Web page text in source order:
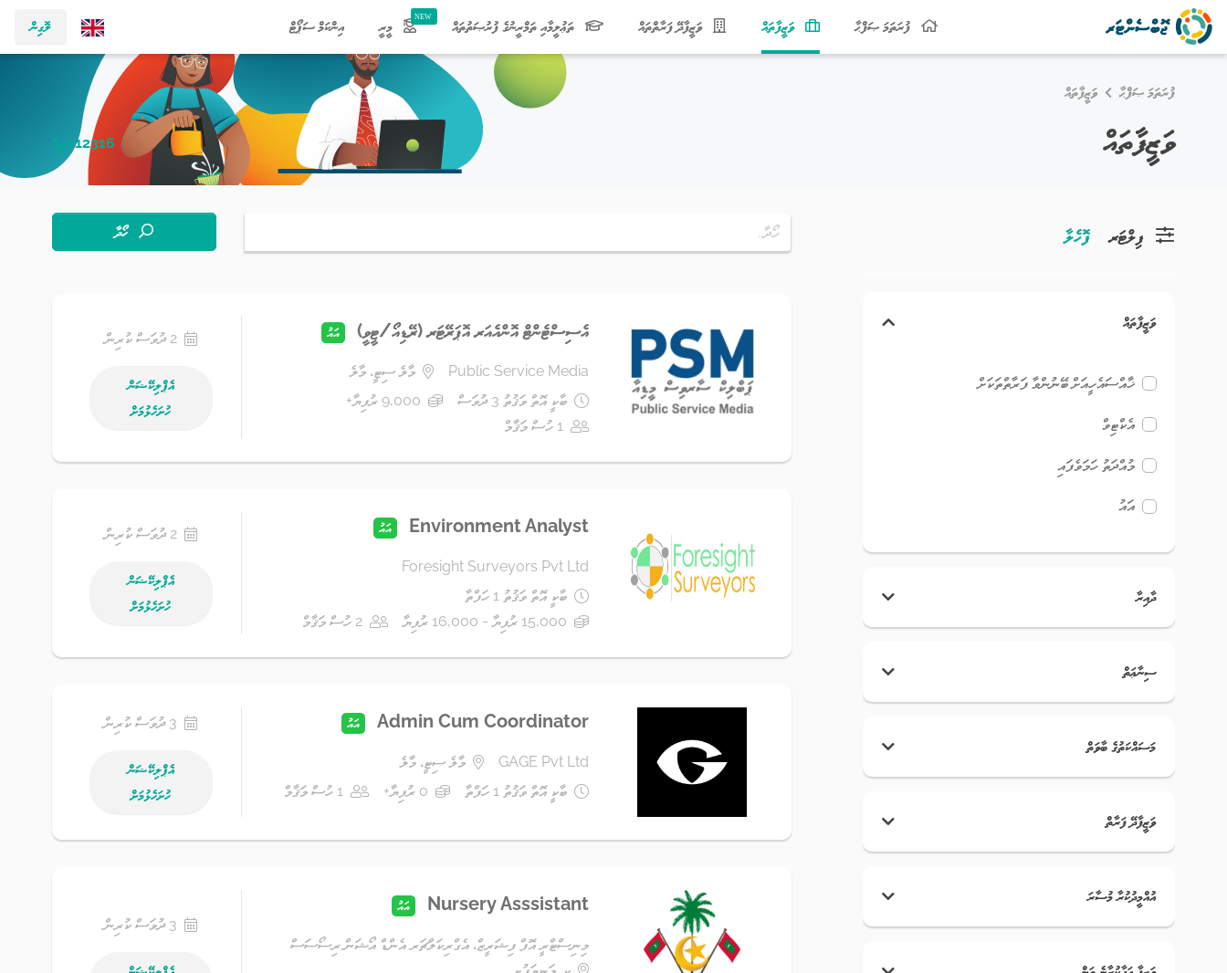
ލޮގިން ފުރަތަމަ ޞަފްޙާ ވަޒީފާތައް
(current) ވަޒީފާދޭ ފަރާތްތައް ތަޢުލީމާއި ތަމްރީނުގެ ފުރުޞަތުތައް މީރީ އިންކަމް ސަޕޯޓް
ފުރަތަމަ ޞަފްޙާ ވަޒީފާތައް
ވަޒީފާތައް 12316 ވަޒީފާ
ފޮހެލާ
ވަޒީފާތައް
ޚާއްސައެހީއަށް ބޭނުންވާ ފަރާތްތަކަށް
އެކްޓިވް
މުއްދަތު ހަމަވެފައި
އައު
ދާއިރާ
ސިނާޢަތް
މަސައްކަތުގެ ބާވަތް
ވަޒީފާދޭ ފަރާތް
އުއްމީދުކުރާ މުސާރަ
ހޯދާ
އެސިސްޓެންޓް އޮންއެއަރ އޮޕަރޭޓަރ (ރޭޑިއޯ/ޓީވީ) އައު
Public Service Media
މާލެ ސިޓީ، މާލެ
ބާކީ އޮތް ވަޤުތު 3 ދުވަސް
9,000 ރުފިޔާ+
1 ހުސް މަޤާމް
2 ދުވަސް ކުރިން
އެޕްލިކޭޝަން
ހުށަހެޅުމަށް
Environment Analyst އައު
Foresight Surveyors Pvt Ltd
ބާކީ އޮތް ވަޤުތު 1 ހަފްތާ
15,000 ރުފިޔާ - 16,000 ރުފިޔާ
2 ހުސް މަޤާމް
2 ދުވަސް ކުރިން
އެޕްލިކޭޝަން
ހުށަހެޅުމަށް
Admin Cum Coordinator އައު
GAGE Pvt Ltd
މާލެ ސިޓީ، މާލެ
ބާކީ އޮތް ވަޤުތު 1 ހަފްތާ
0 ރުފިޔާ+ 1 ހުސް މަޤާމް
3 ދުވަސް ކުރިން
އެޕްލިކޭޝަން
ހުށަހެޅުމަށް
Nursery Asssistant އައު
މިނިސްޓްރީ އޮފް ފިޝަރީޒް، އެގްރިކަލްޗަރ އެންޑް އޯޝަން ރިސޯސަސް
3 ދުވަސް ކުރިން